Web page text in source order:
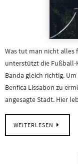
Was tut man nicht alles
unterstützt die Fußball-
Banda gleich richtig.
Benfica Lissabon zu
angesagte Stadt. Hier
WEITERLESEN